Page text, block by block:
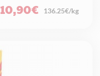
10,90€ 136.25€/kg